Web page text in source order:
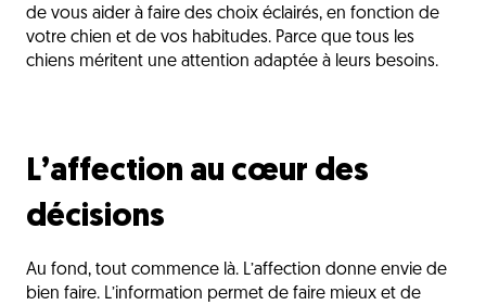
de vous aider à faire des choix éclairés, en fonction de
votre chien et de vos habitudes. Parce que tous les
chiens méritent une attention adaptée à leurs besoins.
L’affection au cœur des
décisions
Au fond, tout commence là. L’affection donne envie de
bien faire. L’information permet de faire mieux et de